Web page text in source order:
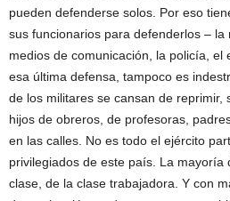
pueden defenderse solos. Por eso
sus funcionarios para defenderlos –
medios de comunicación, la policía, el
esa última defensa, tampoco es
de los militares se cansan de reprimir,
hijos de obreros, de profesoras,
en las calles. No es todo el ejército
privilegiados de este país. La mayoría
clase, de la clase trabajadora. Y con